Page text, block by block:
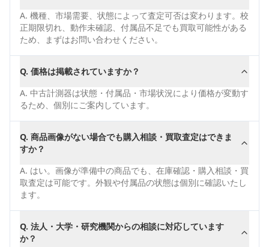
A. 機種、市場需要、状態によって査定可否は変わります。校
正期限切れ、動作未確認、付属品不足でも買取可能性がある
ため、まずはお問い合わせください。
Q. 価格は掲載されていますか？
A. 中古計測器は状態・付属品・市場状況により価格が変動す
るため、個別にご案内しています。
Q. 商品画像がない場合でも購入相談・買取査定はできま
すか？
A. はい。画像が準備中の商品でも、在庫確認・購入相談・買
取査定は可能です。外観や付属品の状態は個別に確認いたし
ます。
Q. 法人・大学・研究機関からの相談に対応しています
か？